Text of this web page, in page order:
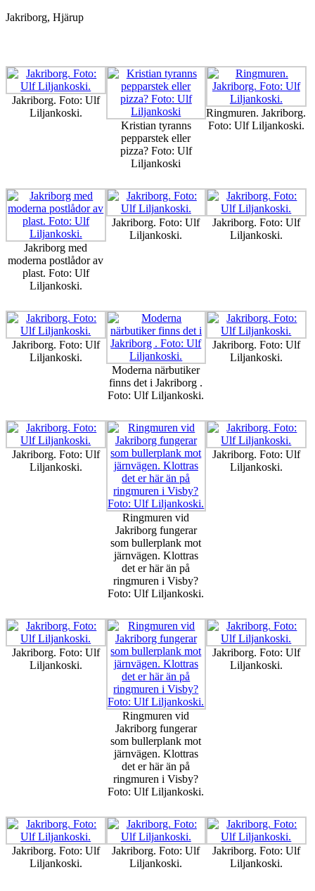
Jakriborg, Hjärup
Jakriborg. Foto: Ulf
Liljankoski.
Kristian tyranns
pepparstek eller
pizza? Foto: Ulf
Liljankoski
Ringmuren. Jakriborg.
Foto: Ulf Liljankoski.
Jakriborg med
moderna postlådor av
plast. Foto: Ulf
Liljankoski.
Jakriborg. Foto: Ulf
Liljankoski.
Jakriborg. Foto: Ulf
Liljankoski.
Jakriborg. Foto: Ulf
Liljankoski.
Moderna närbutiker
finns det i Jakriborg .
Foto: Ulf Liljankoski.
Jakriborg. Foto: Ulf
Liljankoski.
Jakriborg. Foto: Ulf
Liljankoski.
Ringmuren vid
Jakriborg fungerar
som bullerplank mot
järnvägen. Klottras
det er här än på
ringmuren i Visby?
Foto: Ulf Liljankoski.
Jakriborg. Foto: Ulf
Liljankoski.
Jakriborg. Foto: Ulf
Liljankoski.
Ringmuren vid
Jakriborg fungerar
som bullerplank mot
järnvägen. Klottras
det er här än på
ringmuren i Visby?
Foto: Ulf Liljankoski.
Jakriborg. Foto: Ulf
Liljankoski.
Jakriborg. Foto: Ulf
Liljankoski.
Jakriborg. Foto: Ulf
Liljankoski.
Jakriborg. Foto: Ulf
Liljankoski.